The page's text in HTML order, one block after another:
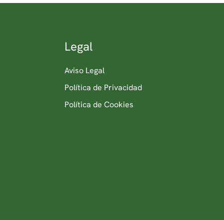
Legal
Aviso Legal
Política de Privacidad
Política de Cookies